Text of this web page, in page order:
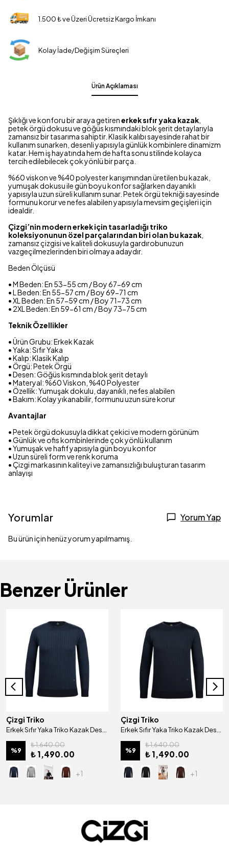
1.500 ₺ ve Üzeri Ücretsiz Kargo İmkanı
Kolay İade/Değişim Süreçleri
Ürün Açıklaması
Şıklığı ve konforu bir araya getirenerkek sıfır yaka kazak
petek örgü dokusu ve göğüs kısmındaki blok şerit detaylarıyla
zamansız bir tasarıma sahiptir. Klasik kalıbı sayesinde rahat bir
kullanım sunarken, desenli yapısıyla günlük kombinlere dinamizm
katar. Hem iş hayatında hem de hafta sonu stilinde kolayca
tercih edilebilecek çok yönlü bir parça.
%60 viskon ve %40 polyester karışımından üretilen bu kazak,
yumuşak dokusu ile gün boyu konfor sağlarken dayanıklı
yapısıyla uzun süreli kullanım sunar. Petek örgü tekniği sayesinde
formunu korur ve nefes alabilen yapısıyla mevsim geçişleri için
idealdir.
Çizgi’nin modern erkek için tasarladığı triko
koleksiyonunun özel parçalarından biri olan bu kazak
zamansız çizgisi ve kaliteli dokusuyla gardırobunuzun
vazgeçilmezlerinden biri olmaya adaydır.
Beden Ölçüsü
• M Beden: En 53-55 cm / Boy 67-69 cm
• L Beden: En 55-57 cm / Boy 69-71 cm
• XL Beden: En 57-59 cm / Boy 71-73 cm
• 2XL Beden: En 59-61 cm / Boy 73-75 cm
Teknik Özellikler
• Ürün Grubu: Erkek Kazak
• Yaka: Sıfır Yaka
• Kalıp: Klasik Kalıp
• Örgü: Petek Örgü
• Desen: Göğüs kısmında blok şerit detaylı
• Materyal: %60 Viskon, %40 Polyester
• Özellik: Yumuşak dokulu, dayanıklı, nefes alabilen
• Bakım: Kolay yıkanabilir, formunu uzun süre korur
Avantajlar
• Petek örgü dokusuyla dikkat çekici ve modern görünüm
• Günlük ve ofis kombinlerinde çok yönlü kullanım
• Yumuşak ve hafif yapısıyla gün boyu konfor
• Uzun süreli form ve renk koruma
• Çizgi markasının kaliteyi ve zamansızlığı buluşturan tasarım
anlayışı
Yorumlar Yorum Yap
Bu ürün için henüz yorum yapılmamış.
Benzer Ürünler
Çizgi Triko
Erkek Sıfır Yaka Triko Kazak Desenli Kol ve Bel Lastikli Çelik Örgü Klasik Kalıp - 5005C
%9
₺ 1,640.00
₺ 1,490.00
+1
Çizgi Triko
Erkek Sıfır Yaka Triko Kazak Desenli Kol ve Bel Lastikli Çelik Örgü Regular Kalıp - 5004C
%9
₺ 1,640.00
₺ 1,490.00
+1